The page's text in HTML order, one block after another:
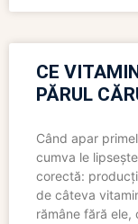
CE
PĂRUL
Când apar
cumva le
corectă:
de câteva
rămâne fără ele,